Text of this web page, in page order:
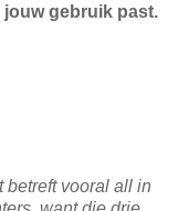
gebruik past.
betreft vooral all in